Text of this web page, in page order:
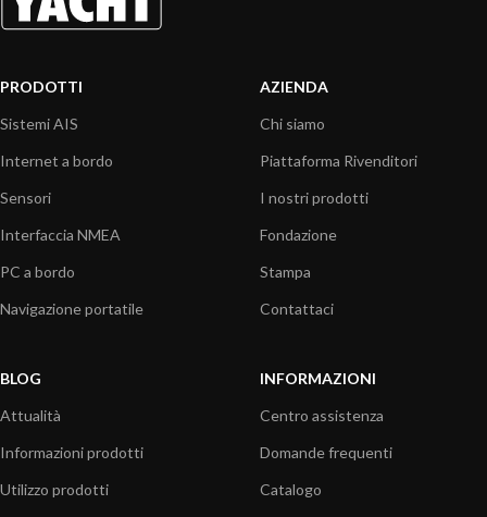
PRODOTTI
Sistemi AIS
Internet a bordo
Sensori
Interfaccia NMEA
PC a bordo
Navigazione portatile
AZIENDA
Chi siamo
Piattaforma Rivenditori
I nostri prodotti
Fondazione
Stampa
Contattaci
BLOG
Attualità
Informazioni prodotti
Utilizzo prodotti
INFORMAZIONI
Centro assistenza
Domande frequenti
Catalogo